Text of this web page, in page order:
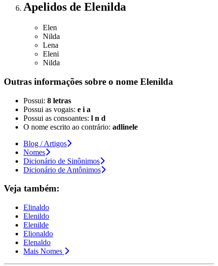
Apelidos de Elenilda
Elen
Nilda
Lena
Eleni
Nilda
Outras informações sobre o nome Elenilda
Possui: 8 letras
Possui as vogais: e i a
Possui as consoantes: l n d
O nome escrito ao contrário: adlinele
Blog / Artigos
Nomes
Dicionário de Sinônimos
Dicionário de Antônimos
Veja também:
Elinaldo
Elenildo
Elenilde
Elionaldo
Elenaldo
Mais Nomes